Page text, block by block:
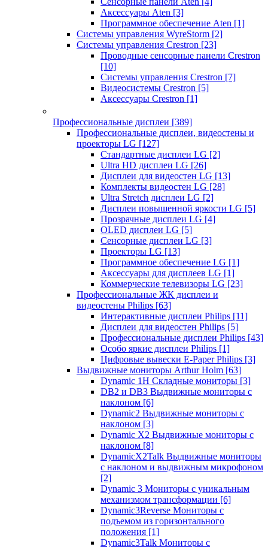
Аксессуары Aten [3]
Программное обеспечение Aten [1]
Системы управления WyreStorm [2]
Системы управления Crestron [23]
Проводные сенсорные панели Crestron
[10]
Системы управления Crestron [7]
Видеосистемы Crestron [5]
Аксессуары Crestron [1]
Профессиональные дисплеи [389]
Профессиональные дисплеи, видеостены и
проекторы LG [127]
Стандартные дисплеи LG [2]
Ultra HD дисплеи LG [26]
Дисплеи для видеостен LG [13]
Комплекты видеостен LG [28]
Ultra Stretch дисплеи LG [2]
Дисплеи повышенной яркости LG [5]
Прозрачные дисплеи LG [4]
OLED дисплеи LG [5]
Сенсорные дисплеи LG [3]
Проекторы LG [13]
Программное обеспечение LG [1]
Аксессуары для дисплеев LG [1]
Коммерческие телевизоры LG [23]
Профессиональные ЖК дисплеи и
видеостены Philips [63]
Интерактивные дисплеи Philips [11]
Дисплеи для видеостен Philips [5]
Профессиональные дисплеи Philips [43]
Особо яркие дисплеи Philips [1]
Цифровые вывески E-Paper Philips [3]
Выдвижные мониторы Arthur Holm [63]
Dynamic 1Н Складные мониторы [3]
DB2 и DB3 Выдвижные мониторы с
наклоном [6]
Dynamic2 Выдвижные мониторы с
наклоном [3]
Dynamic X2 Выдвижные мониторы с
наклоном [8]
DynamicX2Talk Выдвижные мониторы
с наклоном и выдвижным микрофоном
[2]
Dynamic 3 Мониторы с уникальным
механизмом трансформации [6]
Dynamic3Reverse Мониторы с
подъемом из горизонтального
положения [1]
Dynamic3Talk Мониторы с